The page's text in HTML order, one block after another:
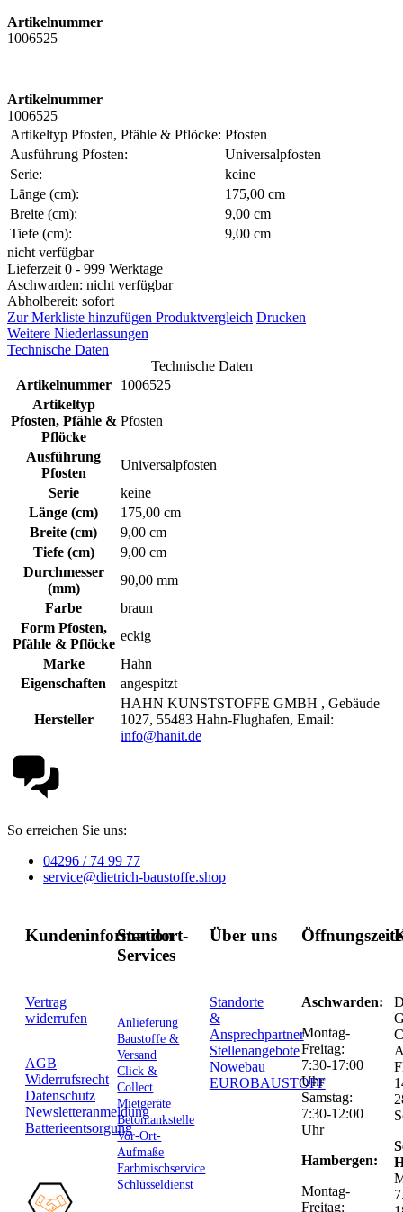
Artikelnummer
1006525
Artikelnummer
1006525
Artikeltyp Pfosten, Pfähle & Pflöcke: Pfosten
Ausführung Pfosten:
Universalpfosten
Serie:
keine
Länge (cm):
175,00 cm
Breite (cm):
9,00 cm
Tiefe (cm):
9,00 cm
nicht verfügbar
Lieferzeit 0 - 999 Werktage
Aschwarden: nicht verfügbar
Abholbereit: sofort
Zur Merkliste hinzufügen Produktvergleich Drucken
Weitere Niederlassungen
Technische Daten
Technische Daten
Artikelnummer
1006525
Artikeltyp
Pfosten, Pfähle &
Pflöcke
Pfosten
Ausführung
Pfosten
Universalpfosten
Serie
keine
Länge (cm)
175,00 cm
Breite (cm)
9,00 cm
Tiefe (cm)
9,00 cm
Durchmesser
(mm)
90,00 mm
Farbe
braun
Form Pfosten,
Pfähle & Pflöcke
eckig
Marke
Hahn
Eigenschaften
angespitzt
Hersteller
HAHN KUNSTSTOFFE GMBH , Gebäude
1027, 55483 Hahn-Flughafen, Email:
info@hanit.de
So erreichen Sie uns:
04296 / 74 99 77
service@dietrich-baustoffe.shop
Kundeninformation
Vertrag
widerrufen
AGB
Widerrufsrecht
Datenschutz
Newsletteranmeldung
Batterieentsorgung
Standort-
Services
Anlieferung
Baustoffe &
Versand
Click &
Collect
Mietgeräte
Betontankstelle
Vor-Ort-
Aufmaße
Farbmischservice
Schlüsseldienst
Über uns
Standorte
&
Ansprechpartner
Stellenangebote
Nowebau
EUROBAUSTOFF
Aschwarden:
Montag-
Freitag:
7:30-17:00
Uhr
Samstag:
7:30-12:00
Uhr
Hambergen:
Montag-
Freitag: